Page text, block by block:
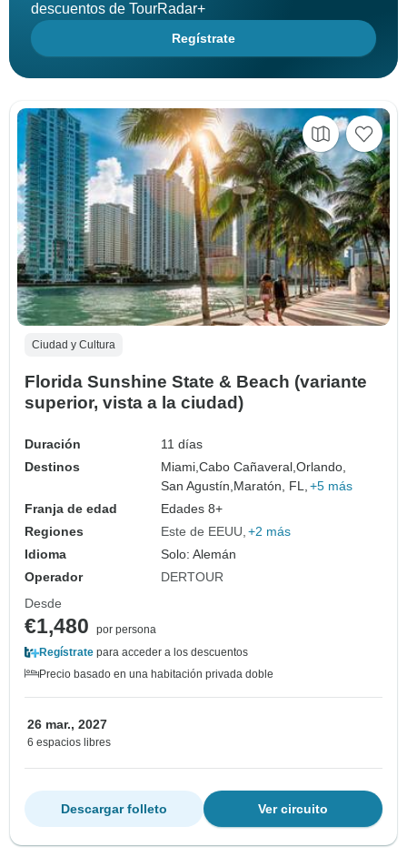
descuentos de TourRadar+
Regístrate
Ciudad y Cultura
Florida Sunshine State & Beach (variante
superior, vista a la ciudad)
Duración
11 días
Destinos
Miami,Cabo Cañaveral,Orlando,
San Agustín,Maratón, FL, +5 más
Franja de edad
Edades 8+
Regiones
Este de EEUU +2 más
Idioma
Solo: Alemán
Operador
DERTOUR
Desde
€1,480
por persona
Regístrate para acceder a los descuentos
Precio basado en una habitación privada doble
26 mar., 2027
6 espacios libres
Ver circuito
Descargar folleto